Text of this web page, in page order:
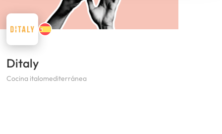
Ditaly
Cocina italomediterránea